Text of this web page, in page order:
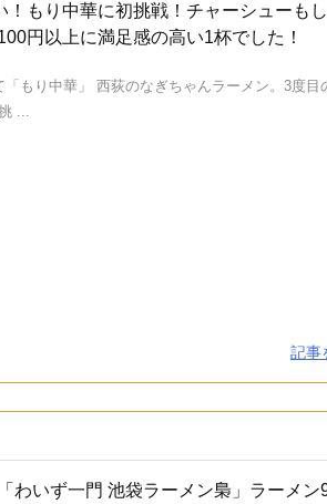
！もり中華に初挑戦！チャーシューも
円以上に満足感の高い1杯でした！
「もり中華」 西荻のなぎちゃんラーメン。3度目
...
記事
「わいず一門 池袋ラーメン梟」ラーメン